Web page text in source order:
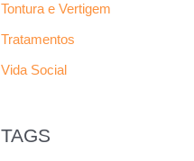
Tontura e Vertigem
Tratamentos
Vida Social
TAGS